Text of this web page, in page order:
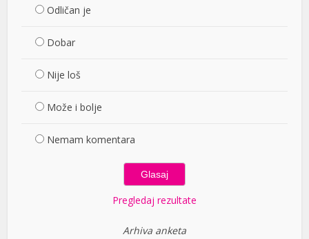
Odličan je
Dobar
Nije loš
Može i bolje
Nemam komentara
Pregledaj rezultate
Arhiva anketa